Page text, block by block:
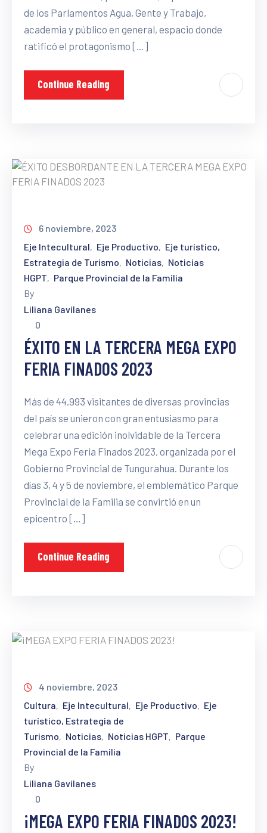
de los Parlamentos Agua, Gente y Trabajo,
academia y público en general, espacio donde
ratificó el protagonismo […]
Continue Reading
6 noviembre, 2023
Eje Intecultural‚ Eje Productivo‚ Eje turístico,
Estrategia de Turismo‚ Noticias‚ Noticias
HGPT‚ Parque Provincial de la Familia
By
Liliana Gavilanes
0
ÉXITO EN LA TERCERA MEGA EXPO
FERIA FINADOS 2023
Más de 44.993 visitantes de diversas provincias
del país se unieron con gran entusiasmo para
celebrar una edición inolvidable de la Tercera
Mega Expo Feria Finados 2023, organizada por el
Gobierno Provincial de Tungurahua. Durante los
días 3, 4 y 5 de noviembre, el emblemático Parque
Provincial de la Familia se convirtió en un
epicentro […]
Continue Reading
4 noviembre, 2023
Cultura‚ Eje Intecultural‚ Eje Productivo‚ Eje
turístico, Estrategia de
Turismo‚ Noticias‚ Noticias HGPT‚ Parque
Provincial de la Familia
By
Liliana Gavilanes
0
¡MEGA EXPO FERIA FINADOS 2023!